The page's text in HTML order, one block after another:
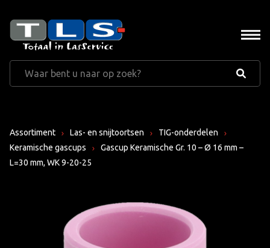
Assortiment Las- en snijtoortsen
TIG-onderdelen
Keramische gascups
Gascup Keramische Gr. 10 – Ø 16 mm –
L=30 mm, WK 9-20-25